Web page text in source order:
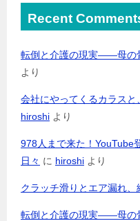
Recent
転倒と介護の現実――母の
より
会社にやってくるカラスと
hiroshi より
978人まで来た！YouTube
日々 に hiroshi より
クラッチ滑りとエア漏れ、
転倒と介護の現実――母の